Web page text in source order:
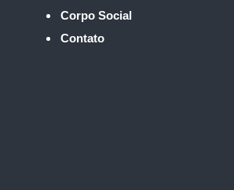
Corpo Social
Contato